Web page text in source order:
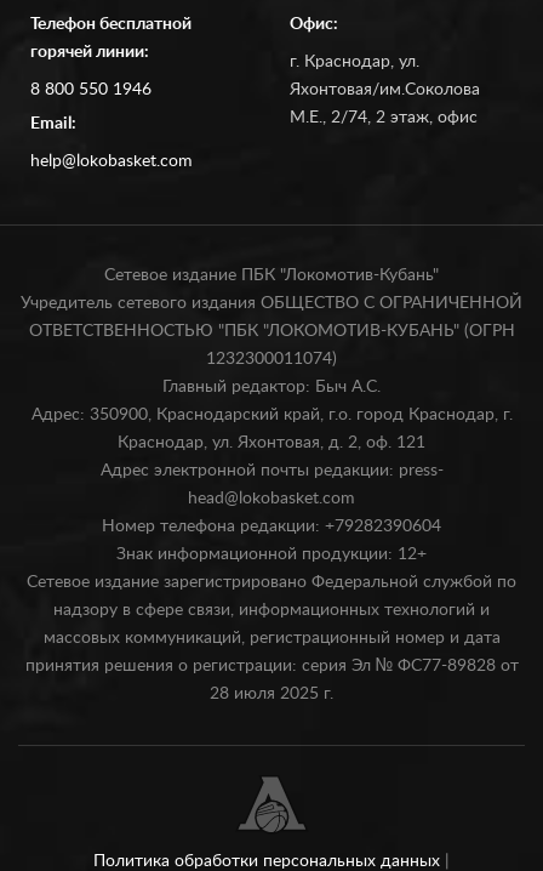
Телефон бесплатной
горячей линии:
8 800 550 1946
Email:
help@lokobasket.com
Офис:
г. Краснодар, ул.
Яхонтовая/им.Соколова
М.Е., 2/74, 2 этаж, офис
Сетевое издание ПБК "Локомотив-Кубань"
Учредитель сетевого издания ОБЩЕСТВО С ОГРАНИЧЕННОЙ
ОТВЕТСТВЕННОСТЬЮ "ПБК "ЛОКОМОТИВ-КУБАНЬ" (ОГРН
1232300011074)
Главный редактор: Быч А.С.
Адрес: 350900, Краснодарский край, г.о. город Краснодар, г.
Краснодар, ул. Яхонтовая, д. 2, оф. 121
Адрес электронной почты редакции: press-
head@lokobasket.com
Номер телефона редакции: +79282390604
Знак информационной продукции: 12+
Сетевое издание зарегистрировано Федеральной службой по
надзору в сфере связи, информационных технологий и
массовых коммуникаций, регистрационный номер и дата
принятия решения о регистрации: серия Эл № ФС77-89828 от
28 июля 2025 г.
Политика обработки персональных данных